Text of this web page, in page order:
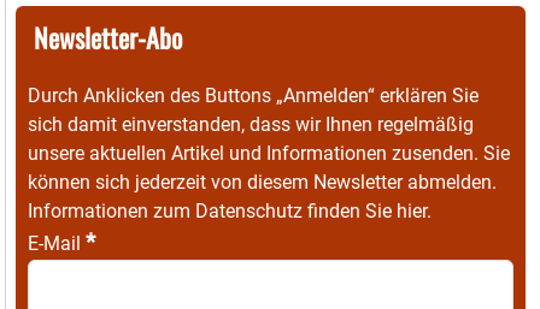
Newsletter-Abo
Durch Anklicken des Buttons „Anmelden“ erklären Sie
sich damit einverstanden, dass wir Ihnen regelmäßig
unsere aktuellen Artikel und Informationen zusenden. Sie
können sich jederzeit von diesem Newsletter abmelden.
Informationen zum Datenschutz finden Sie hier.
E-Mail *